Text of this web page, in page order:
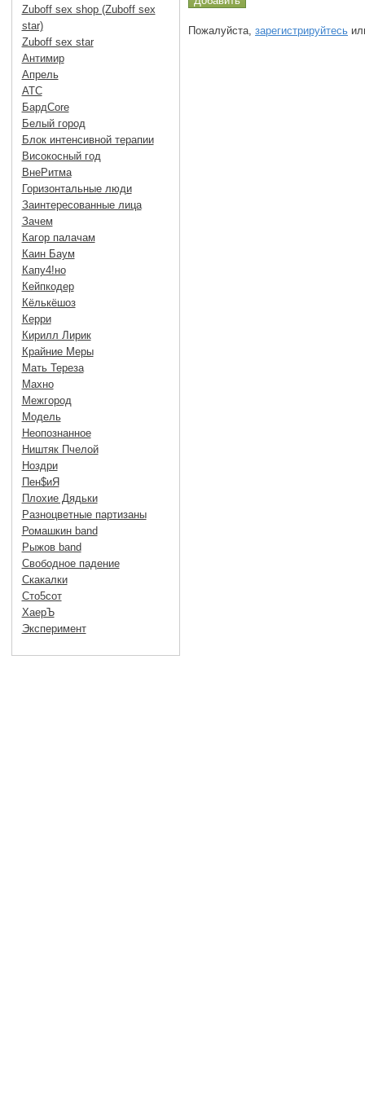
Пожалуйста, зарегистрируйтесь
Zuboff sex shop (Zuboff sex
star)
Zuboff sex star
Антимир
Апрель
АТС
БардCore
Белый город
Блок интенсивной терапии
Високосный год
ВнеРитма
Горизонтальные люди
Заинтересованные лица
Зачем
Кагор палачам
Каин Баум
Капу4!но
Кейпкодер
Кёлькёшоз
Керри
Кирилл Лирик
Крайние Меры
Мать Тереза
Махно
Межгород
Модель
Неопознанное
Ништяк Пчелой
Ноздри
Пен$иЯ
Плохие Дядьки
Разноцветные партизаны
Ромашкин band
Рыжов band
Свободное падение
Скакалки
Сто5сот
ХаерЪ
Эксперимент